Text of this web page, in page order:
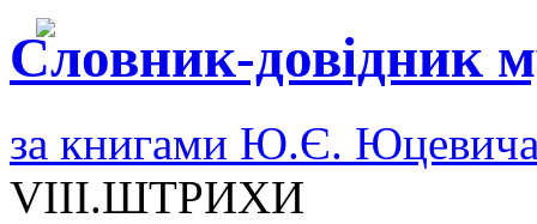
Словник-довідник
за книгами Ю.Є.
VIII.ШТРИХИ